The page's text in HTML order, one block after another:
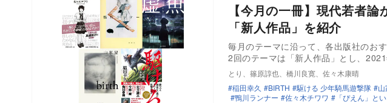
【今月の一冊】現代若者
「新人作品」を紹介
毎月のテーマに沿って、各出版社のお
2回のテーマは「新人作品」とし、
とり、篠原諄也、橋川良寛、佐々木康晴
稲田幸久
BIRTH 駆ける 少年騎馬遊撃隊
鴨川ランナー
佐々木チワワ 「ぴえん」と